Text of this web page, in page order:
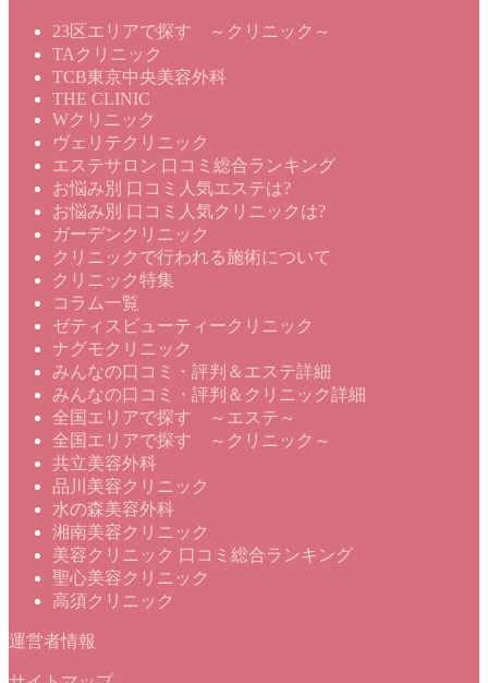
23区エリアで探す ～クリニック～
TAクリニック
TCB東京中央美容外科
THE CLINIC
Wクリニック
ヴェリテクリニック
エステサロン 口コミ総合ランキング
お悩み別 口コミ人気エステは?
お悩み別 口コミ人気クリニックは?
ガーデンクリニック
クリニックで行われる施術について
クリニック特集
コラム一覧
ゼティスビューティークリニック
ナグモクリニック
みんなの口コミ・評判＆エステ詳細
みんなの口コミ・評判＆クリニック詳細
全国エリアで探す ～エステ～
全国エリアで探す ～クリニック～
共立美容外科
品川美容クリニック
水の森美容外科
湘南美容クリニック
美容クリニック 口コミ総合ランキング
聖心美容クリニック
高須クリニック
運営者情報